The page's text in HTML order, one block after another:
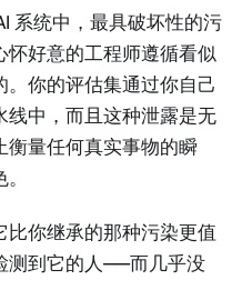
系统中，最具破坏性的污
好意的工程师遵循看似
你的评估集通过你自己
线中，而且这种泄露是无
衡量任何真实事物的瞬
你继承的那种污染更值
测到它的人——而几乎没